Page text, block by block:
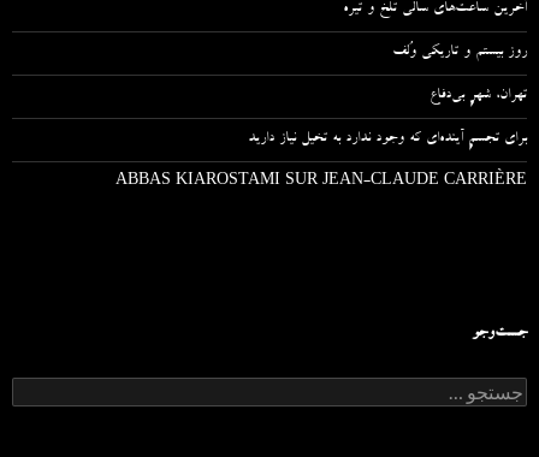
آخرین ساعت‌های سالی تلخ و تیره
روز بیستم و تاریکی وُلف
تهران، شهرِ بی‌دفاع
برای تجسمِ آینده‌ای که وجود ندارد به تخیل نیاز دارید
ABBAS KIAROSTAMI SUR JEAN-CLAUDE CARRIÈRE
جست‌وجو
س